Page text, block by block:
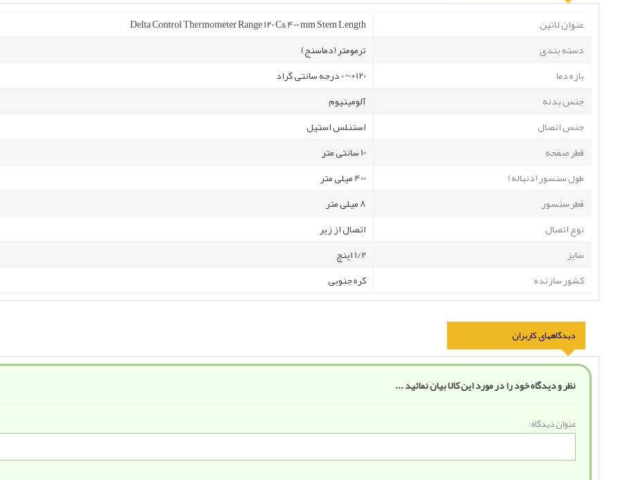
عنوان لاتین
Delta Control Thermometer Range 120 C& 400 mm Stem Length
دسته بندی
ترمومتر (دماسنج)
بازه دما
120+~ 0 درجه سانتی گراد
جنس بدنه
آلومینیوم
جنس اتصال
استنلس استیل
قطر صفحه
10 سانتی متر
طول سنسور (دنباله)
400 میلی متر
قطر سنسور
8 میلی متر
نوع اتصال
اتصال از زیر
سایز
1/2 اینچ
کشور سازنده
کره جنوبی
دیدگاههای کاربران
نظر و دیدگاه خود را در مورد این کالا بیان نمائید ...
عنوان دیدگاه: